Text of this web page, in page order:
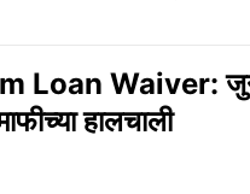
Loan Waiver:
हालचाली